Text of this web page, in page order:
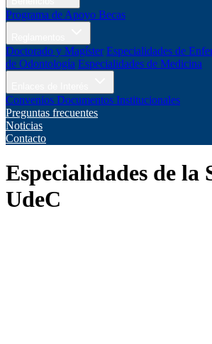
Programa de Apoyo Becas
Doctorado y Magíster Especialidades de
de Odontología Especialidades de Medicina
Convenios Documentos Institucionales
Preguntas frecuentes
Noticias
Contacto
Especialidades de la
UdeC